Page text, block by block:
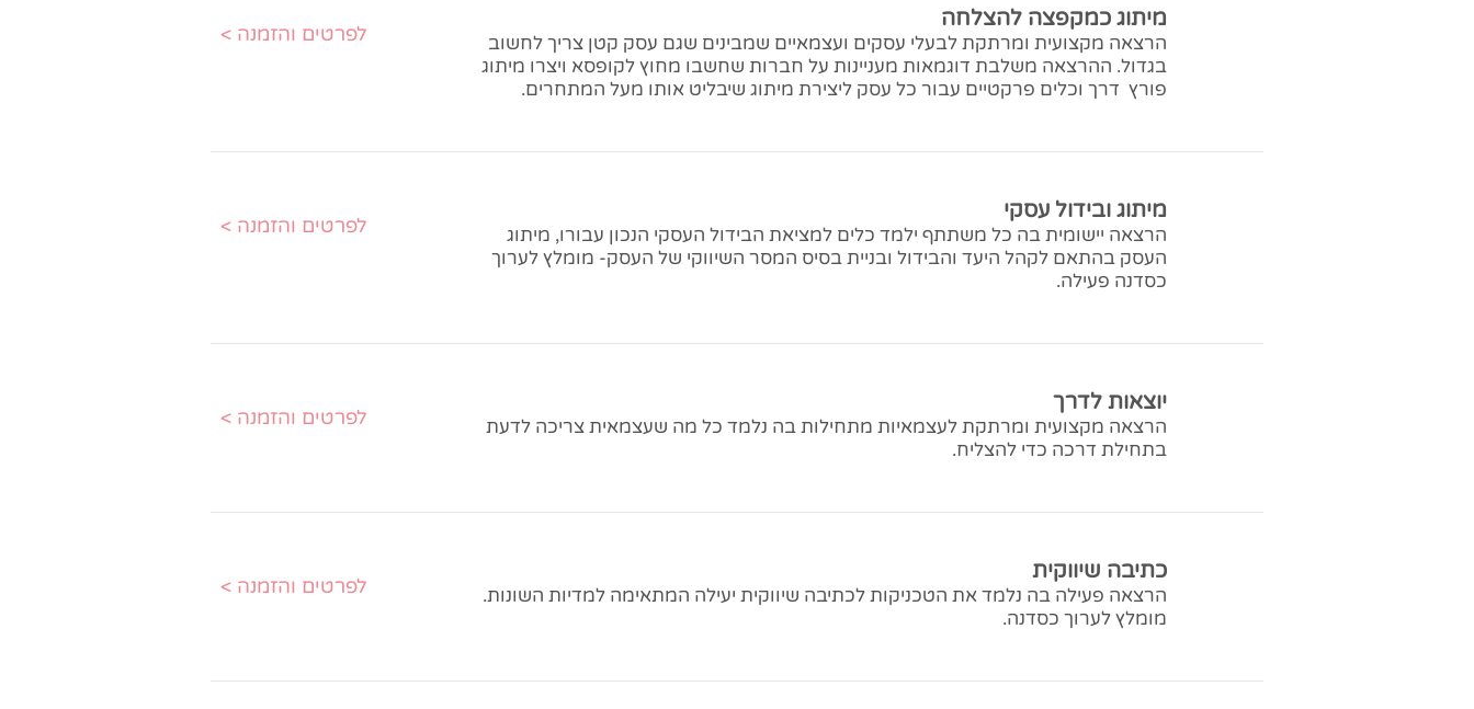
< לפרטים והזמנה
מיתוג כמקפצה להצלחה
הרצאה מקצועית ומרתקת לבעלי עסקים ועצמאיים שמבינים שגם עסק קטן צריך לחשוב
בגדול. ההרצאה משלבת דוגמאות מעניינות על חברות שחשבו מחוץ לקופסא ויצרו מיתוג
פורץ דרך וכלים פרקטיים עבור כל עסק ליצירת מיתוג שיבליט אותו מעל המתחרים.
< לפרטים והזמנה
מיתוג ובידול עסקי
הרצאה יישומית בה כל משתתף ילמד כלים למציאת הבידול העסקי הנכון עבורו, מיתוג
העסק בהתאם לקהל היעד והבידול ובניית בסיס המסר השיווקי של העסק- מומלץ לערוך
כסדנה פעילה.
< לפרטים והזמנה
יוצאות לדרך
הרצאה מקצועית ומרתקת לעצמאיות מתחילות בה נלמד כל מה שעצמאית צריכה לדעת
בתחילת דרכה כדי להצליח.
< לפרטים והזמנה
כתיבה שיווקית
הרצאה פעילה בה נלמד את הטכניקות לכתיבה שיווקית יעילה המתאימה למדיות השונות.
מומלץ לערוך כסדנה.